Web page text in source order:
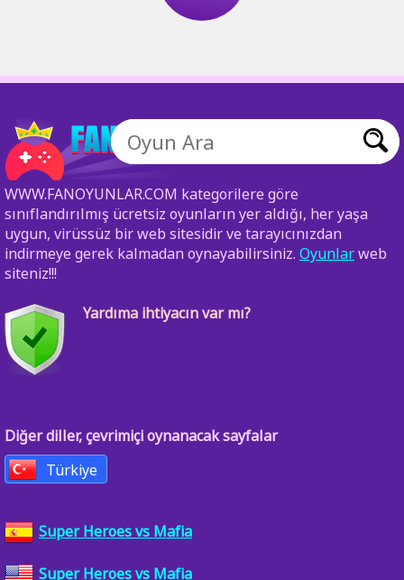
WWW.FANOYUNLAR.COM kategorilere göre
sınıflandırılmış ücretsiz oyunların yer aldığı, her yaşa
uygun, virüssüz bir web sitesidir ve tarayıcınızdan
indirmeye gerek kalmadan oynayabilirsiniz. Oyunlarweb
siteniz!!!
Yardıma ihtiyacın var mı?
Diğer diller, çevrimiçi oynanacak sayfalar
Türkiye
Super Heroes vs Mafia
Super Heroes vs Mafia